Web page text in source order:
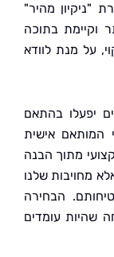
מהיר"
בתוכה
לוודא
בהתאם
אישית
הבנה
שלנו
עומדים